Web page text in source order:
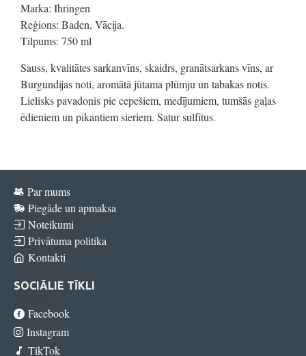
Marka: Ihringen
Reģions: Baden, Vācija.
Tilpums: 750 ml
Sauss, kvalitātes sarkanvīns, skaidrs, granātsarkans vīns, ar
Burgundijas noti, aromātā jūtama plūmju un tabakas notis.
Lielisks pavadonis pie cepešiem, medījumiem, tumšās gaļas
ēdieniem un pikantiem sieriem. Satur sulfītus.
Par mums
Piegāde un apmaksa
Noteikumi
Privātuma politika
Kontakti
SOCIĀLIE TĪKLI
Facebook
Instagram
TikTok